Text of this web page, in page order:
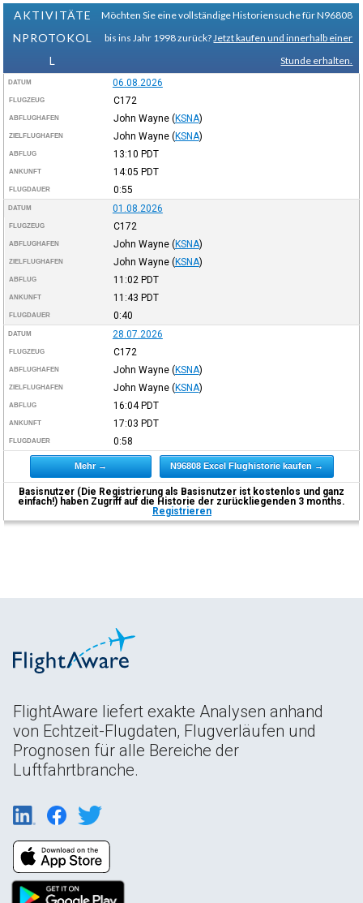
AKTIVITÄTE
NPROTOKOL
L
Möchten Sie eine vollständige Historiensuche für N96808
bis ins Jahr 1998 zurück? Jetzt kaufen und innerhalb einer
Stunde erhalten.
DATUM 06.08.2026
FLUGZEUG C172
ABFLUGHAFEN John Wayne (KSNA)
ZIELFLUGHAFEN John Wayne (KSNA)
ABFLUG 13:10 PDT
ANKUNFT 14:05 PDT
FLUGDAUER 0:55
DATUM 01.08.2026
FLUGZEUG C172
ABFLUGHAFEN John Wayne (KSNA)
ZIELFLUGHAFEN John Wayne (KSNA)
ABFLUG 11:02 PDT
ANKUNFT 11:43 PDT
FLUGDAUER 0:40
DATUM 28.07.2026
FLUGZEUG C172
ABFLUGHAFEN John Wayne (KSNA)
ZIELFLUGHAFEN John Wayne (KSNA)
ABFLUG 16:04PDT
ANKUNFT 17:03 PDT
FLUGDAUER 0:58
Mehr → N96808 Excel Flughistorie kaufen →
Basisnutzer (Die Registrierung als Basisnutzer ist kostenlos und ganz
einfach!) haben Zugriff auf die Historie der zurückliegenden 3 months.
Registrieren
FlightAware liefert exakte Analysen anhand
von Echtzeit-Flugdaten, Flugverläufen und
Prognosen für alle Bereiche der
Luftfahrtbranche.